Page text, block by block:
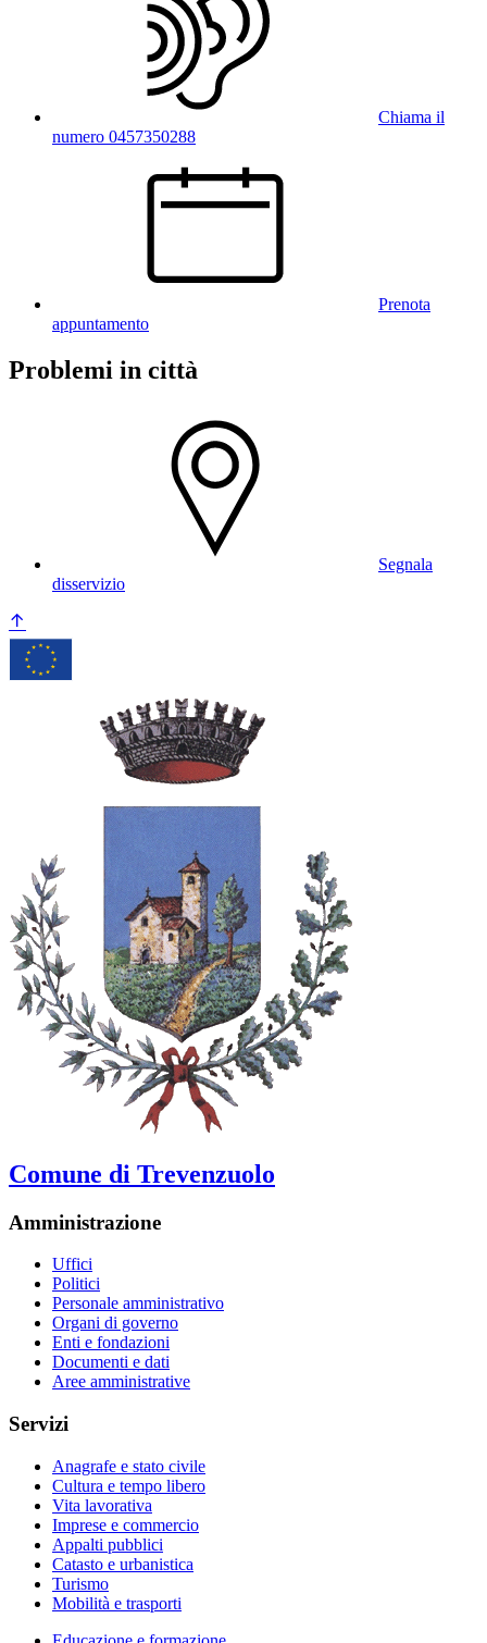
Chiama il
numero 0457350288
Prenota
appuntamento
Problemi in città
Segnala
disservizio
Comune di Trevenzuolo
Amministrazione
Uffici
Politici
Personale amministrativo
Organi di governo
Enti e fondazioni
Documenti e dati
Aree amministrative
Servizi
Anagrafe e stato civile
Cultura e tempo libero
Vita lavorativa
Imprese e commercio
Appalti pubblici
Catasto e urbanistica
Turismo
Mobilità e trasporti